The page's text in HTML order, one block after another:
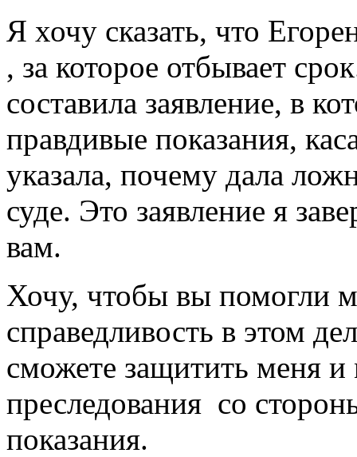
Я хочу сказать, что
, за которое отбывает
составила заявление, в
правдивые показания,
указала, почему дала
суде. Это заявление я
вам.
Хочу, чтобы вы помогли
справедливость в этом
сможете защитить меня
преследования со
показания.